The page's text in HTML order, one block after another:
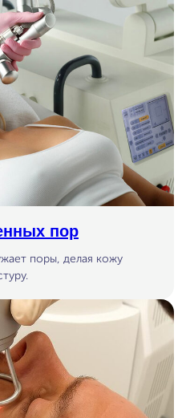
пор
поры, делая кожу